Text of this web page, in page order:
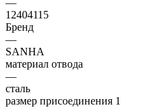
12404115
Бренд
—
SANHA
материал отвода
—
сталь
размер присоединения 1